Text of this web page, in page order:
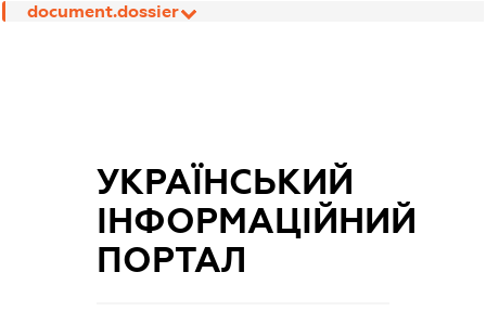
document.dossier
УКРАЇНСЬКИЙ
ІНФОРМАЦІЙНИЙ
ПОРТАЛ